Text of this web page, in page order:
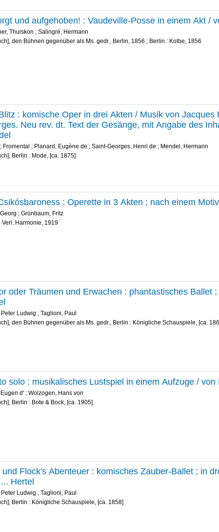
und aufgehoben! : Vaudeville-Posse in einem Akt /
Thuiskon ; Salingré, Hermann
den Bühnen gegenüber als Ms. gedr., Berlin, 1856 ; Berlin : Kolbe, 1856
: komische Oper in drei Akten / Musik von
Neu rev. dt. Text der Gesänge, mit Angabe des
Fromental ; Planard, Eugène de ; Saint-Georges, Henri de ; Mendel, Hermann
Berlin : Mode, [ca. 1875]
: Operette in 3 Akten ; nach einem
; Grünbaum, Fritz
Verl. Harmonie, 1919
oder Träumen und Erwachen : phantastisches Ballet
Peter Ludwig ; Taglioni, Paul
den Bühnen gegenüber als Ms. gedr., Berlin : Königliche Schauspiele, [ca.
solo : musikalisches Lustspiel in einem Aufzuge /
d' ; Wolzogen, Hans von
Berlin : Bote & Bock, [ca. 1905]
und Flock's Abenteuer : komisches Zauber-Ballet ; in
Hertel
Peter Ludwig ; Taglioni, Paul
Berlin : Königliche Schauspiele, [ca. 1858]